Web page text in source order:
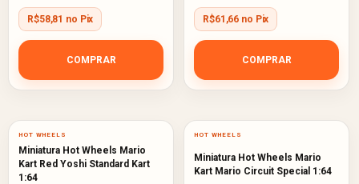
R$58,81 no Pix
COMPRAR
R$61,66 no Pix
COMPRAR
HOT WHEELS
Miniatura Hot Wheels Mario
Kart Red Yoshi Standard Kart
1:64
HOT WHEELS
Miniatura Hot Wheels Mario
Kart Mario Circuit Special 1:64